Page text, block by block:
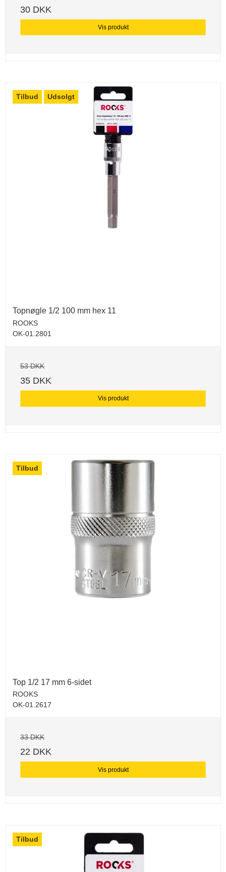
30 DKK
Vis produkt
Tilbud Udsolgt
Topnøgle 1/2 100 mm hex 11
ROOKS
OK-01.2801
53 DKK
35 DKK
Vis produkt
Tilbud
Top 1/2 17 mm 6-sidet
ROOKS
OK-01.2617
33 DKK
22 DKK
Vis produkt
Tilbud